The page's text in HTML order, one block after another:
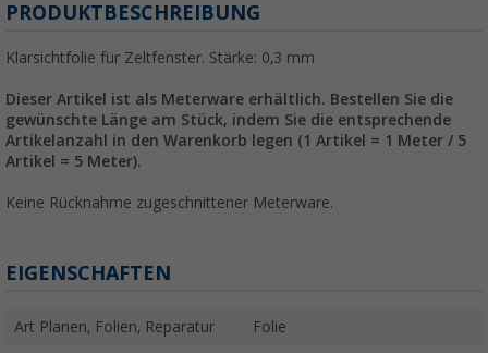
PRODUKTBESCHREIBUNG
Klarsichtfolie für Zeltfenster. Stärke: 0,3 mm
Dieser Artikel ist als Meterware erhältlich. Bestellen Sie die
gewünschte Länge am Stück, indem Sie die entsprechende
Artikelanzahl in den Warenkorb legen (1 Artikel = 1 Meter / 5
Artikel = 5 Meter).
Keine Rücknahme zugeschnittener Meterware.
EIGENSCHAFTEN
Art Planen, Folien, Reparatur Folie